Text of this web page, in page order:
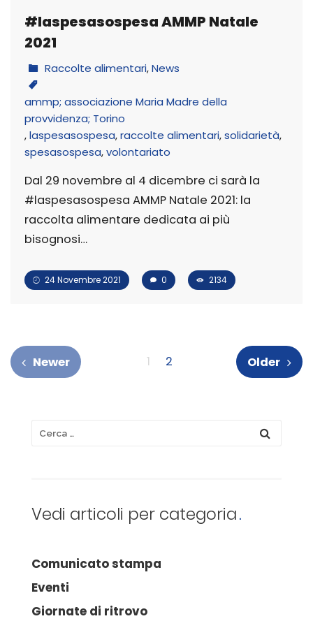
#laspesasospesa AMMP Natale
2021
Raccolte alimentari,News
ammp; associazione Maria Madre della
provvidenza; Torino
,laspesasospesa,raccolte alimentari,solidarietà,
spesasospesa,volontariato
Dal 29 novembre al 4 dicembre ci sarà la
#laspesasospesa AMMP Natale 2021: la
raccolta alimentare dedicata ai più
bisognosi…
24 Novembre 2021 0 2134
Newer 1 2 Older
Vedi articoli per categoria
Comunicato stampa
Eventi
Giornate di ritrovo